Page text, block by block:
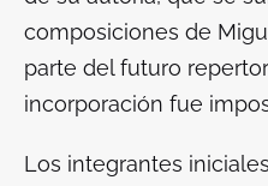
composiciones de
parte del futuro
incorporación fue
Los integrantes